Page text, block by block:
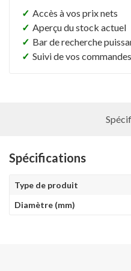
✓ Accès à vos prix nets
✓ Aperçu du stock actuel
✓ Bar de recherche
✓ Suivi de vos
Spécifications
Type de produit
Diamètre (mm)